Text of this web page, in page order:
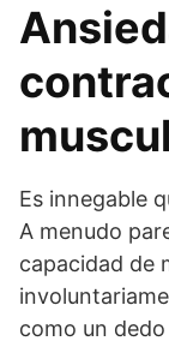
Es innegable
A menudo
capacidad de
como un